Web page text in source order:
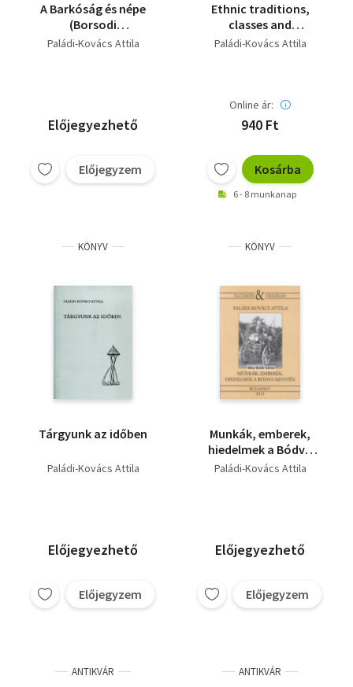
A Barkóság és népe
(Borsodi
Kismonográfiák)
Paládi-Kovács Attila
Előjegyezhető
Előjegyzem
Ethnic traditions,
classes and
communities in
Paládi-Kovács Attila
Online ár:
940 Ft
Kosárba
6 - 8 munkanap
KÖNYV
Tárgyunk az időben
Paládi-Kovács Attila
Előjegyezhető
Előjegyzem
KÖNYV
Munkák, emberek,
hiedelmek a Bódva
mentén
Paládi-Kovács Attila
Előjegyezhető
Előjegyzem
ANTIKVÁR ANTIKVÁR